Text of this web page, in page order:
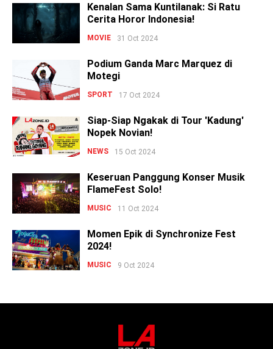
Kenalan Sama Kuntilanak: Si Ratu
Cerita Horor Indonesia!
MOVIE 31 Oct 2024
Podium Ganda Marc Marquez di
Motegi
SPORT 17 Oct 2024
Siap-Siap Ngakak di Tour 'Kadung'
Nopek Novian!
NEWS 15 Oct 2024
Keseruan Panggung Konser Musik
FlameFest Solo!
MUSIC 11 Oct 2024
Momen Epik di Synchronize Fest
2024!
MUSIC 9 Oct 2024